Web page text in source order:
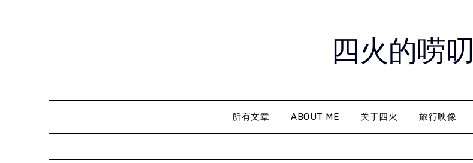
四火的唠叨
所有文章 ABOUT ME 关于四火 旅行映像